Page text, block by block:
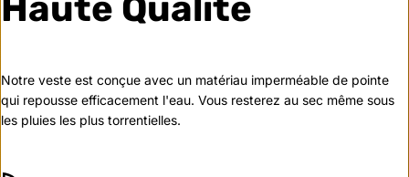
Haute Qualité
Notre veste est conçue avec un matériau imperméable de pointe
qui repousse efficacement l'eau. Vous resterez au sec même sous
les pluies les plus torrentielles.